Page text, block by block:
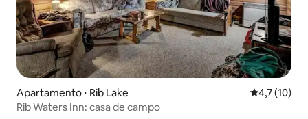
Apartamento ⋅ Rib Lake 4,7 de uma
4,7 (10)
Rib Waters Inn: casa de campo